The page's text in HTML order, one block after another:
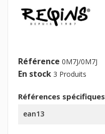
Référence 0M7J/0M7J
En stock 3 Produits
Références spécifiques
ean13